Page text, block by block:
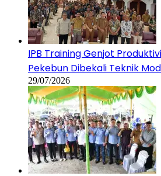
IPB Training Genjot
Pekebun Dibekali Teknik
29/07/2026